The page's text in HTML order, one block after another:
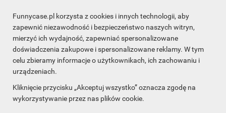
Funnycase.pl korzysta z cookies i innych technologii, aby
zapewnić niezawodność i bezpieczeństwo naszych witryn,
mierzyć ich wydajność, zapewniać spersonalizowane
doświadczenia zakupowe i spersonalizowane reklamy. W tym
celu zbieramy informacje o użytkownikach, ich zachowaniu i
urządzeniach.
Kliknięcie przycisku „Akceptuj wszystko” oznacza zgodę na
wykorzystywanie przez nas plików cookie.
INFORMACJA O SKLEPIE
INFORMACJE
OBSŁUGA KLIENTA
WSPÓŁPRACA
ŚLEDŹ NAS NA FACEBOOKU